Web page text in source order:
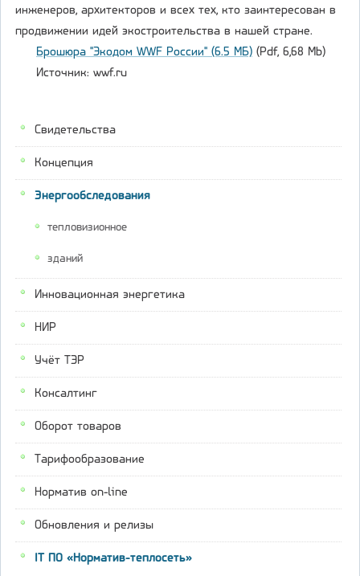
Свидетельства
Концепция
Энергообследования
тепловизионное
зданий
Инновационная энергетика
НИР
Учёт ТЭР
Консалтинг
Оборот товаров
Тарифообразование
Норматив on-line
Обновления и релизы
IT ПО «Норматив-теплосеть»
инженеров, архитекторов и всех тех, кто заинтересован в
продвижении идей экостроительства в нашей стране.
Брошюра "Экодом WWF России" (6.5 МБ) (Pdf, 6,68 Mb)
Источник: wwf.ru